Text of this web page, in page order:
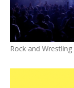
Rock and Wrestling